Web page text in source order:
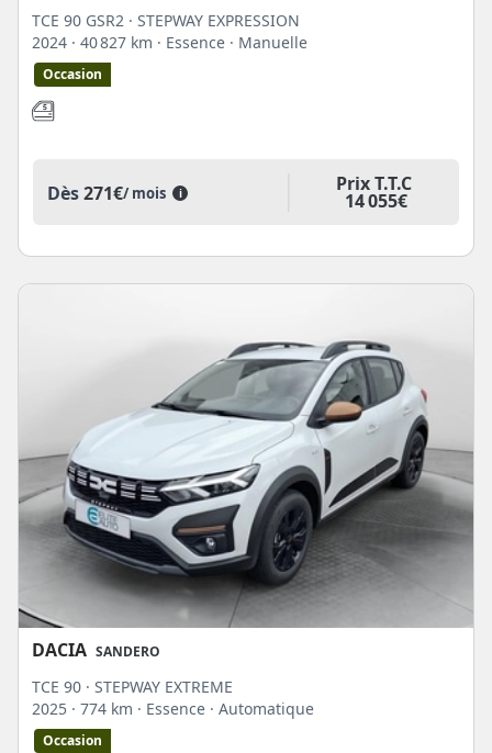
TCE 90 GSR2 · STEPWAY EXPRESSION
2024 · 40 827 km · Essence · Manuelle
Occasion
Dès271€/ mois i Prix T.T.C
14 055€
DACIA SANDERO
TCE 90 · STEPWAY EXTREME
2025 · 774 km · Essence · Automatique
Occasion